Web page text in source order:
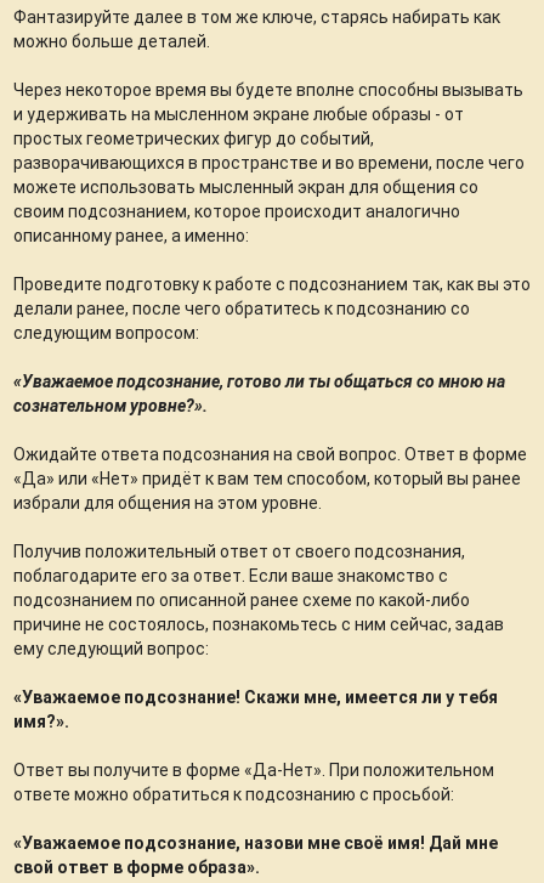
Фантазируйте далее в том же ключе, старясь набирать как
можно больше деталей.
Через некоторое время вы будете вполне способны вызывать
и удерживать на мысленном экране любые образы - от
простых геометрических фигур до событий,
разворачивающихся в пространстве и во времени, после чего
можете использовать мысленный экран для общения со
своим подсознанием, которое происходит аналогично
описанному ранее, а именно:
Проведите подготовку к работе с подсознанием так, как вы это
делали ранее, после чего обратитесь к подсознанию со
следующим вопросом:
«Уважаемое подсознание, готово ли ты общаться со мною на
сознательном уровне?».
Ожидайте ответа подсознания на свой вопрос. Ответ в форме
«Да» или «Нет» придёт к вам тем способом, который вы ранее
избрали для общения на этом уровне.
Получив положительный ответ от своего подсознания,
поблагодарите его за ответ. Если ваше знакомство с
подсознанием по описанной ранее схеме по какой-либо
причине не состоялось, познакомьтесь с ним сейчас, задав
ему следующий вопрос:
«Уважаемое подсознание! Скажи мне, имеется ли у тебя
имя?».
Ответ вы получите в форме «Да-Нет». При положительном
ответе можно обратиться к подсознанию с просьбой:
«Уважаемое подсознание, назови мне своё имя! Дай мне
свой ответ в форме образа».